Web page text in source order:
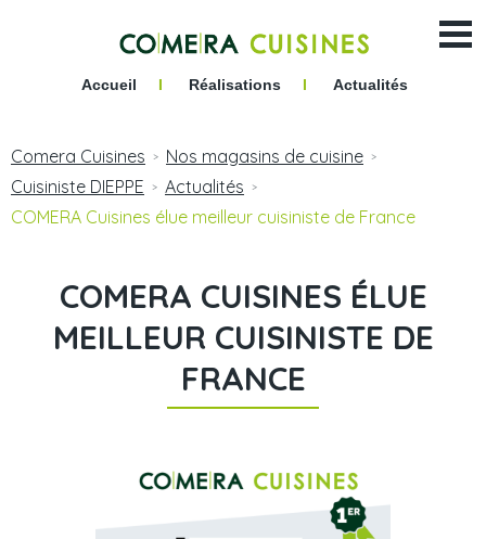
Accueil I Réalisations I Actualités
Comera Cuisines > Nos magasins de cuisine >
Cuisiniste DIEPPE > Actualités >
COMERA Cuisines élue meilleur cuisiniste de France
COMERA CUISINES ÉLUE
MEILLEUR CUISINISTE DE
FRANCE